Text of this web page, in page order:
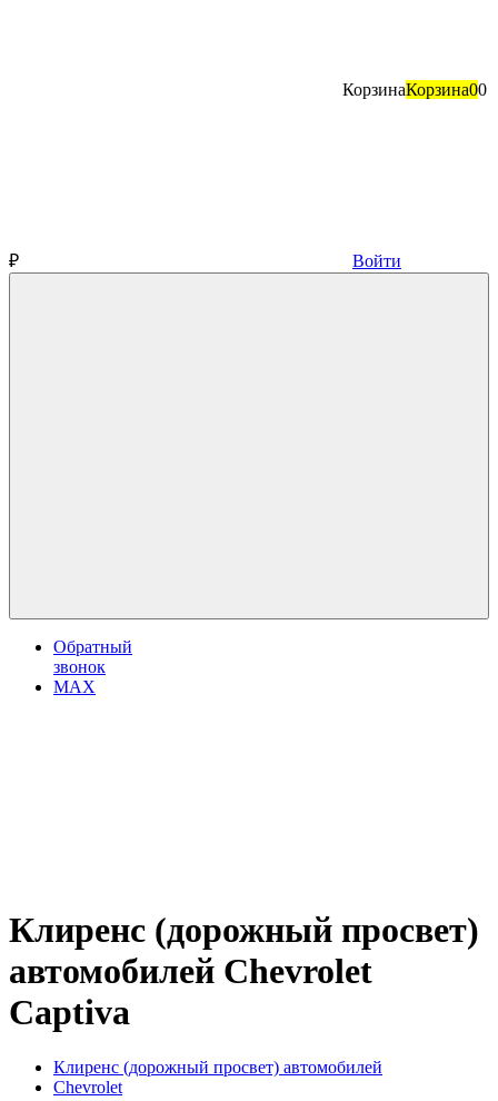
КорзинаКорзина00
₽ Войти
Обратный
звонок
MAX
Клиренс (дорожный просвет)
автомобилей Chevrolet
Captiva
Клиренс (дорожный просвет) автомобилей
Chevrolet